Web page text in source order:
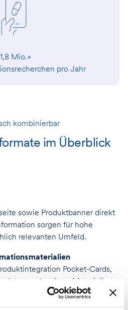
1,8 Mio.+
pro Jahr
im Überblick
kombinierbar
sowie Produktbanner direkt
sorgen für hohe
relevanten Umfeld.
Pocket-Cards,
und weitere Materialien
Ihres Arzneimittels. So